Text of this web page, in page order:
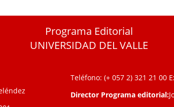
Programa Editorial
UNIVERSIDAD DEL VALLE
Teléfono: (+ 057 2) 321 21 00
Director Programa editorial: